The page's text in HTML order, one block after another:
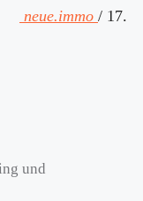
neue.immo / 17.
und